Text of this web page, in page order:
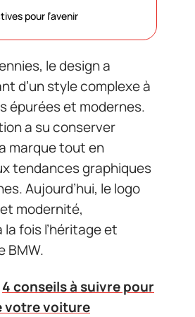
pour l’avenir
le design a
d’un style complexe à
épurées et modernes.
a su conserver
marque tout en
tendances graphiques
Aujourd’hui, le logo
modernité,
fois l’héritage et
BMW.
4 conseils à suivre pour
votre voiture